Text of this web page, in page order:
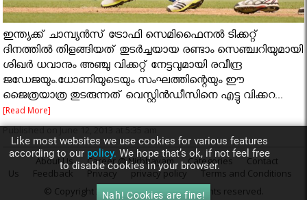
ഇന്ത്യക്ക് ചാമ്പ്യന്‍സ് ട്രോഫി സെമിഫൈനല്‍ ടിക്കറ്റ്
ദിനത്തില്‍ തിളങ്ങിയത് തുടര്‍ച്ചയായ രണ്ടാം സെഞ്ച്വറിയുമായി
ശിഖര്‍ ധവാനും അഞ്ചു വിക്കറ്റ് നേട്ടവുമായി രവീന്ദ്ര
ജഡേജയും.ധോണിയുടെയും സംഘത്തിന്റെയും ഈ
ജൈത്രയാത്ര തുടരുന്നത് വെസ്റ്റിന്‍ഡീസിനെ എട്ടു വിക്കറ...
[Read More]
Published on June 12, 2013 at 5:35 am
About Us Career @ Nirbhayam Categories
Contact
Us
Feedback Privacy privacy policy
Terms and Conditions
© Copyright 2013Nirbhayam.com . All rights reserved.
Like most websites we use cookies for various features
according to our policy. We hope that’s ok, if not feel free
to disable cookies in your browser.
Nah! Cookies are fine!